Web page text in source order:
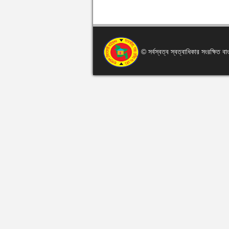
© সর্বস্বত্ব স্বত্বাধিকার সংরক্ষিত